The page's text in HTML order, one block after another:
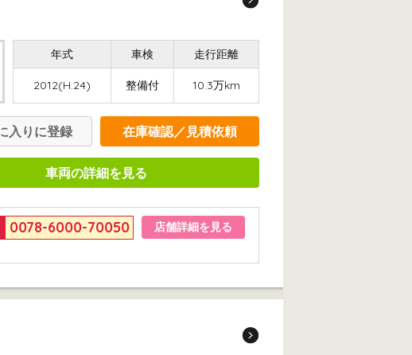
年式 車検 走行距離
2012(H.24) 整備付 10.3万km
入りに登録 在庫確認／見積依頼
車両の詳細を見る
0078-6000-70050 店舗詳細を見る